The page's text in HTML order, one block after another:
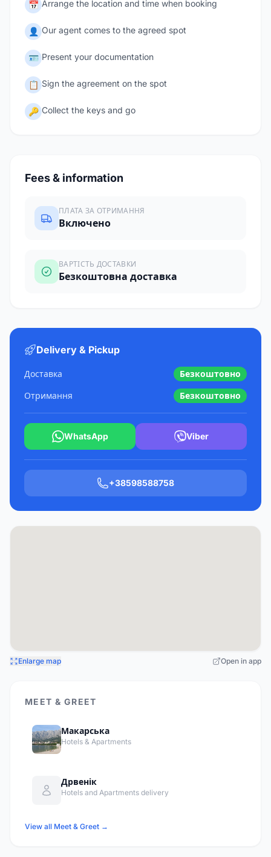
📅 Arrange the location and time when booking
👤 Our agent comes to the agreed spot
🪪 Present your documentation
📋 Sign the agreement on the spot
🔑 Collect the keys and go
Fees & information
ПЛАТА ЗА ОТРИМАННЯ
Включено
ВАРТІСТЬ ДОСТАВКИ
Безкоштовна доставка
Delivery & Pickup
Доставка Безкоштовно
Отримання Безкоштовно
WhatsApp Viber
+38598588758
Enlarge map Open in app
MEET & GREET
Макарська
Hotels & Apartments
Дрвенік
Hotels and Apartments delivery
View all Meet & Greet →